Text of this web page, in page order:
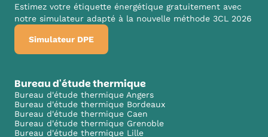
Estimez votre étiquette énergétique gratuitement avec
notre simulateur adapté à la nouvelle méthode 3CL 2026
Simulateur DPE
Bureau d'étude thermique
Bureau d'étude thermique Angers
Bureau d'étude thermique Bordeaux
Bureau d'étude thermique Caen
Bureau d'étude thermique Grenoble
Bureau d'étude thermique Lille